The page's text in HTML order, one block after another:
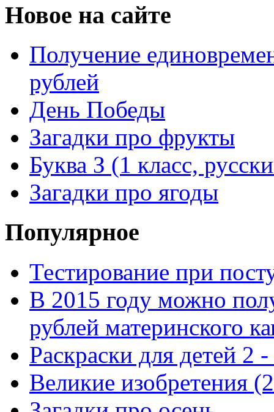
Новое на сайте
Получение
рублей
День Победы
Загадки про фрукты
Буква З (1 класс,
Загадки про ягоды
Популярное
Тестирование при
В 2015 году можно
рублей материнского
Раскраски для детей 2 -
Великие изобретения